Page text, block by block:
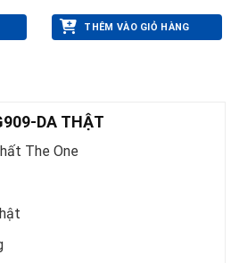
THÊM VÀO GIỎ HÀNG
DA THẬT
The One